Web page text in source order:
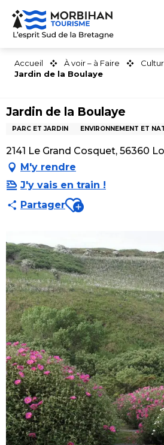
Aller
contenu
Accueil À voir – à Faire
Jardin de la Boulaye
Jardin de la Boulaye
PARC ET JARDIN ENVIRONNEMENT ET
2141 Le Grand Cosquet, 56360
M'y rendre
J'y vais en train !
PartagerAjouter aux favoris